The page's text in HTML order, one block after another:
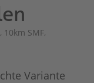
10km SMF,
Variante